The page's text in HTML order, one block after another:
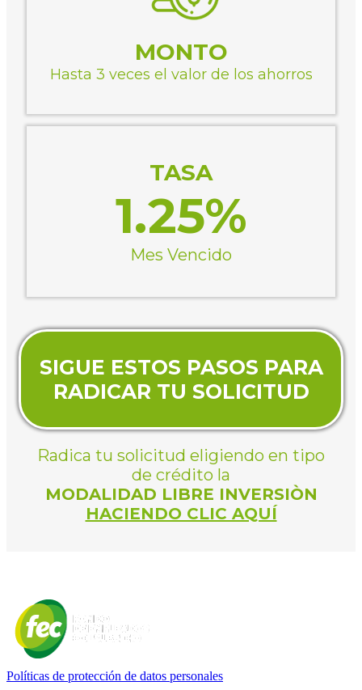
MONTO
Hasta 3 veces el valor de los ahorros
TASA
1.25%
Mes Vencido
SIGUE ESTOS PASOS PARA
RADICAR TU SOLICITUD
Radica tu solicitud eligiendo en tipo
de crédito la
MODALIDAD LIBRE INVERSIÒN
HACIENDO CLIC AQUÍ
Políticas de protección de datos personales